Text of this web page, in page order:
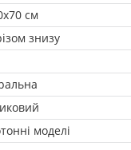
см
знизу
моделі